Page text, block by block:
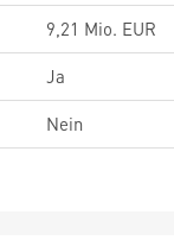
9,21 Mio. EUR
Ja
Nein